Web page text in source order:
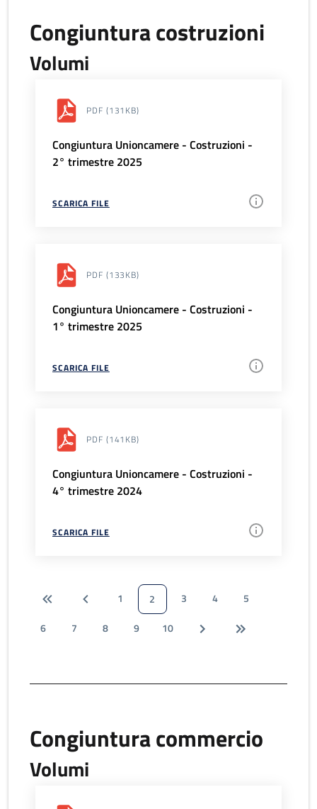
Congiuntura costruzioni
Volumi
PDF (131KB)
Congiuntura Unioncamere - Costruzioni -
2° trimestre 2025
SCARICA FILE
PDF (133KB)
Congiuntura Unioncamere - Costruzioni -
1° trimestre 2025
SCARICA FILE
PDF (141KB)
Congiuntura Unioncamere - Costruzioni -
4° trimestre 2024
SCARICA FILE
1 2 3 4
5
6
7 8 9 10
Congiuntura commercio
Volumi